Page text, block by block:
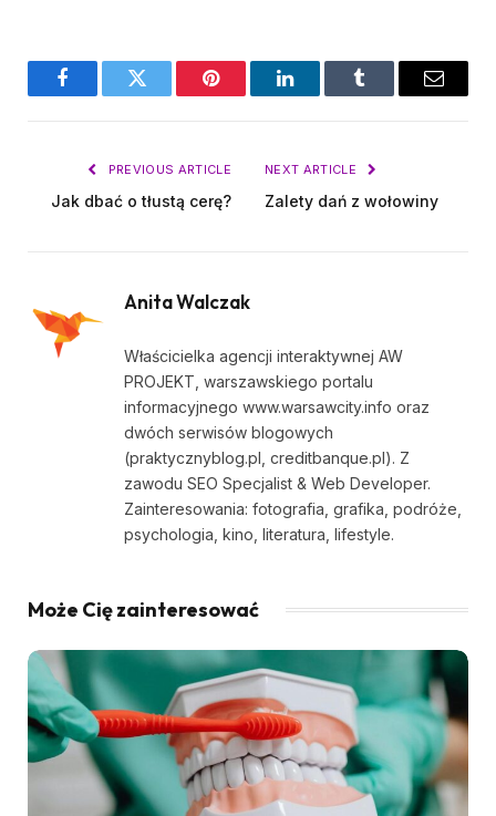
FacebookTwitter Pinterest LinkedInTumblr Email
PREVIOUS ARTICLE
Jak dbać o tłustą cerę?
NEXT ARTICLE
Zalety dań z wołowiny
Anita Walczak
Właścicielka agencji interaktywnej AW
PROJEKT, warszawskiego portalu
informacyjnego www.warsawcity.info oraz
dwóch serwisów blogowych
(praktycznyblog.pl, creditbanque.pl). Z
zawodu SEO Specjalist & Web Developer.
Zainteresowania: fotografia, grafika, podróże,
psychologia, kino, literatura, lifestyle.
Może Cię zainteresować